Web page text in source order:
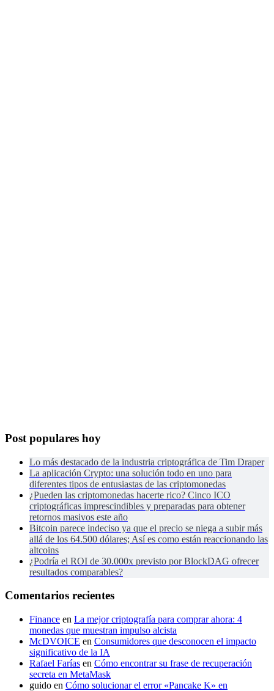
Post populares hoy
Lo más destacado de la industria criptográfica de Tim Draper
La aplicación Crypto: una solución todo en uno para
diferentes tipos de entusiastas de las criptomonedas
¿Pueden las criptomonedas hacerte rico? Cinco ICO
criptográficas imprescindibles y preparadas para obtener
retornos masivos este año
Bitcoin parece indeciso ya que el precio se niega a subir más
allá de los 64.500 dólares; Así es como están reaccionando las
altcoins
¿Podría el ROI de 30.000x previsto por BlockDAG ofrecer
resultados comparables?
Comentarios recientes
Finance en La mejor criptografía para comprar ahora: 4
monedas que muestran impulso alcista
McDVOICE en Consumidores que desconocen el impacto
significativo de la IA
Rafael Farías en Cómo encontrar su frase de recuperación
secreta en MetaMask
guido en Cómo solucionar el error «Pancake K» en